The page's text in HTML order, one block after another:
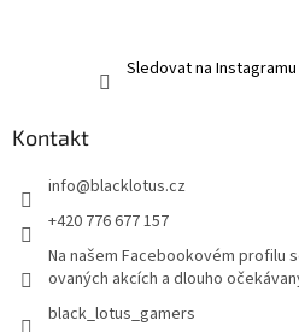
Sledovat na Instagramu
Kontakt
info@blacklotus.cz
+420 776 677 157
Na našem Facebookovém profilu
ovaných akcích a dlouho
black_lotus_gamers